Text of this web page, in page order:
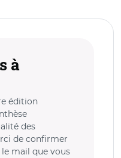
à
édition
des
de confirmer
mail que vous